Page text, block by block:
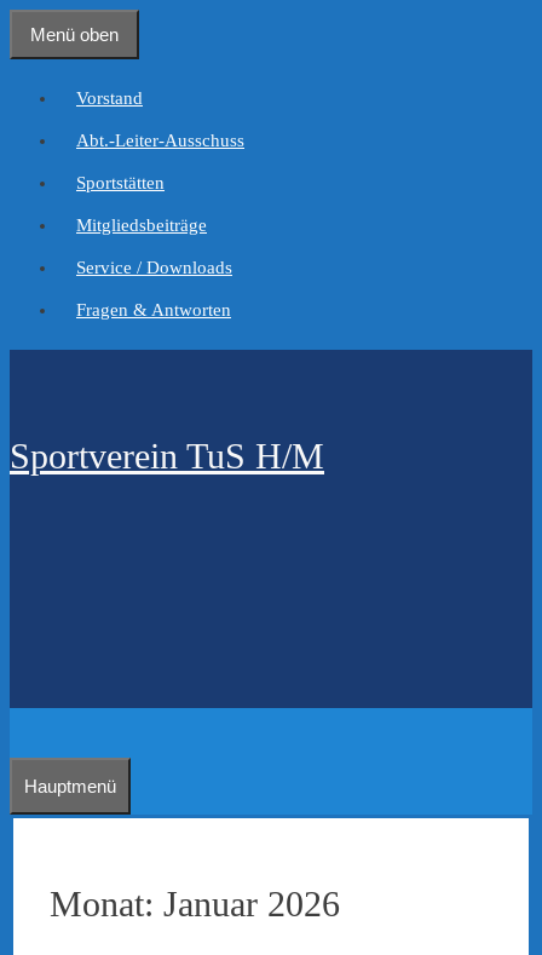
Inhalt
Menü oben
Vorstand
Abt.-Leiter-Ausschuss
Sportstätten
Mitgliedsbeiträge
Service / Downloads
Fragen & Antworten
Sportverein TuS H/M
Hauptmenü
Monat: Januar 2026